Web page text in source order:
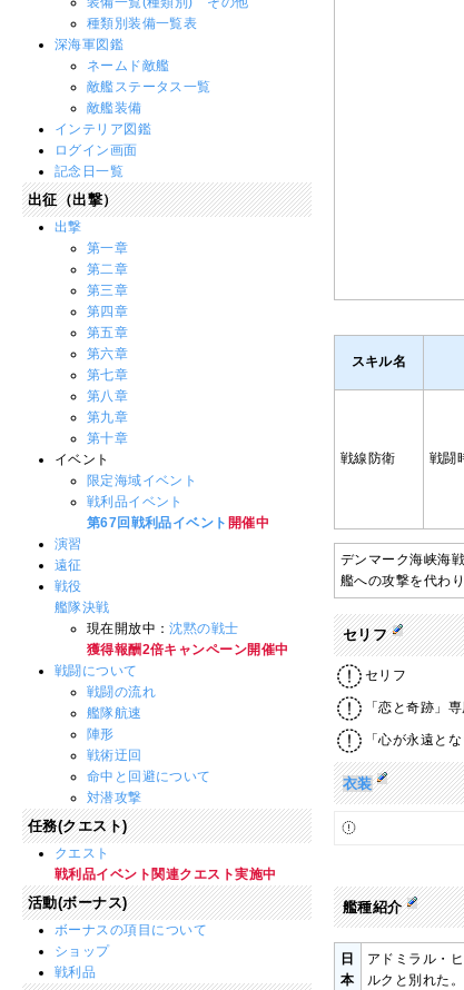
スキル名
戦線防衛 戦闘
デンマーク海峡海
艦への攻撃を代わ
セリフ
セリフ
「恋と奇跡」
「心が永遠と
衣装
艦種紹介
日
本
アドミラル・
ルクと別れた
種類別装備一覧表
深海軍図鑑
ネームド敵艦
敵艦ステータス一覧
敵艦装備
インテリア図鑑
ログイン画面
記念日一覧
出征（出撃）
出撃
第一章
第二章
第三章
第四章
第五章
第六章
第七章
第八章
第九章
第十章
イベント
限定海域イベント
戦利品イベント
第67回戦利品イベント 開催中
演習
遠征
戦役
艦隊決戦
現在開放中：沈黙の戦士
獲得報酬2倍キャンペーン開催中
戦闘について
戦闘の流れ
艦隊航速
陣形
戦術迂回
命中と回避について
対潜攻撃
任務(クエスト)
クエスト
戦利品イベント関連クエスト実施中
活動(ボーナス)
ボーナスの項目について
ショップ
戦利品